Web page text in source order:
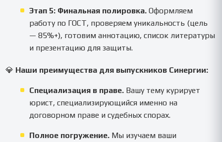
Этап 5: Финальная полировка. Оформляем
работу по ГОСТ, проверяем уникальность (цель
— 85%+), готовим аннотацию, список литературы
и презентацию для защиты.
💎 Наши преимущества для выпускников Синергии:
Специализация в праве. Вашу тему курирует
юрист, специализирующийся именно на
договорном праве и судебных спорах.
Полное погружение. Мы изучаем ваши